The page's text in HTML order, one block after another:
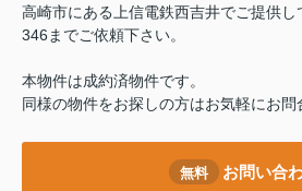
高崎市にある上信電鉄西吉井でご提供
346までご依頼下さい。
本物件は成約済物件です。
同様の物件をお探しの方はお気軽にお問
無料 お問い合